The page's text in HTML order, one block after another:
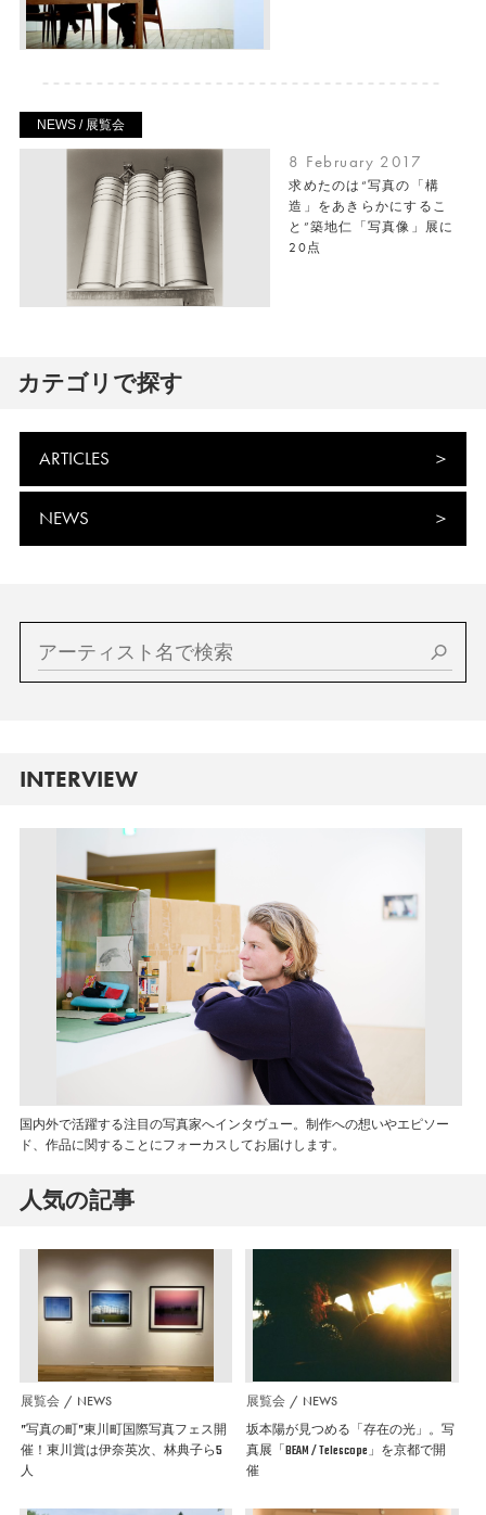
NEWS / 展覧会
8 February 2017
求めたのは“写真の「構
造」をあきらかにするこ
と”築地仁「写真像」展に
20点
カテゴリで探す
ARTICLES
NEWS
INTERVIEW
国内外で活躍する注目の写真家へインタヴュー。制作への想いやエピソー
ド、作品に関することにフォーカスしてお届けします。
人気の記事
展覧会 NEWS
”写真の町”東川町国際写真フェス開
催！東川賞は伊奈英次、林典子ら5
人
展覧会 NEWS
坂本陽が見つめる「存在の光」。写
真展「BEAM / Telescope」を京都で開
催